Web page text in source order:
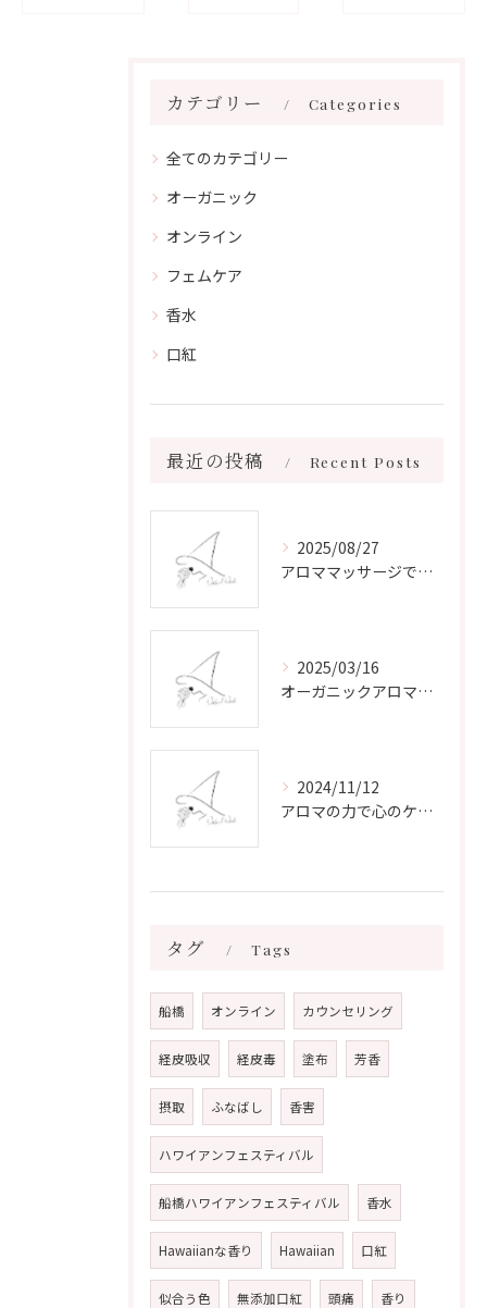
カテゴリー Categories
全てのカテゴリー
オーガニック
オンライン
フェムケア
香水
口紅
最近の投稿 Recent Posts
2025/08/27
アロママッサージで叶える心身リラックスと健康維持の新習慣ガイド
2025/03/16
オーガニックアロマで心と体を癒す
2024/11/12
アロマの力で心のケアをする方法
タグ Tags
船橋 オンライン カウンセリング
経皮吸収 経皮毒 塗布 芳香
摂取 ふなばし 香害
ハワイアンフェスティバル
船橋ハワイアンフェスティバル 香水
Hawaiianな香り Hawaiian 口紅
似合う色 無添加口紅 頭痛 香り